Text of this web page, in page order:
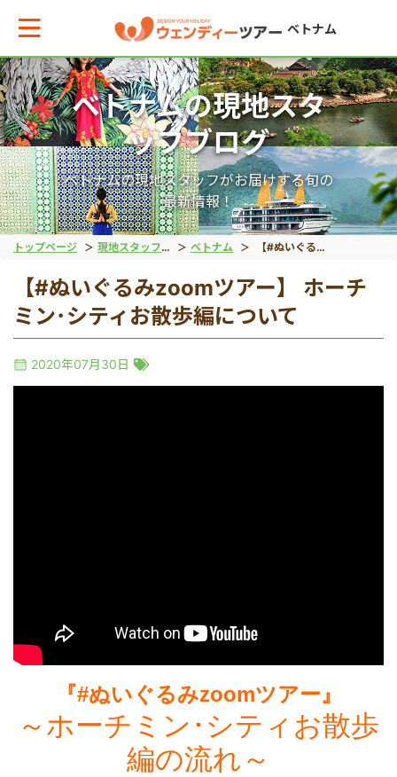
ベトナム
トップページ 現地スタッフブログ ベトナム 【#ぬいぐるみzoomツアー】 ホーチミン･シティお散歩編について
ベトナムの現地スタ
ッフブログ
ベトナムの現地スタッフがお届けする旬の
最新情報！
【#ぬいぐるみzoomツアー】 ホーチ
ミン･シティお散歩編について
2020年07月30日
『#ぬいぐるみzoomツアー』
～ホーチミン･シティお散歩
編の流れ～
メインメニューへ戻る
アからお役立ち情報を探す
ドネシア